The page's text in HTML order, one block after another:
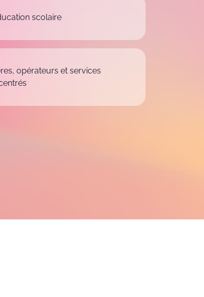
scolaire
opérateurs et services